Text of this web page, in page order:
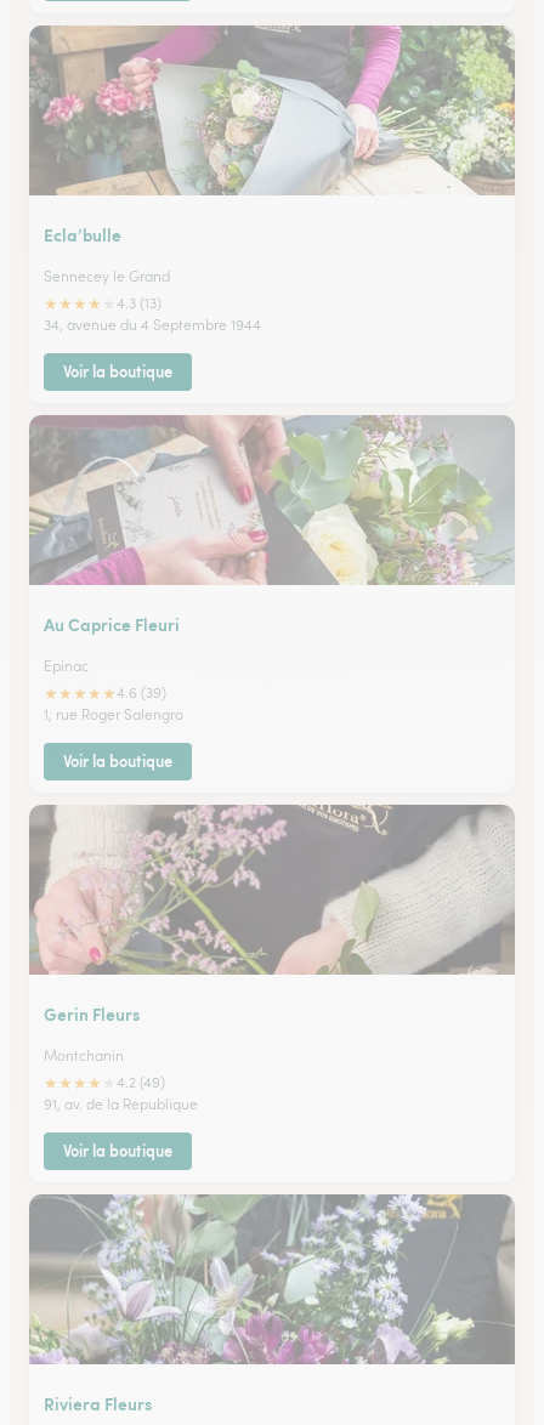
Ecla’bulle
Sennecey le Grand
★★★★
4.3 (13)
34, avenue du 4 Septembre 1944
Voir la boutique
Au Caprice Fleuri
Epinac
★★★★★4.6 (39)
1, rue Roger Salengro
Voir la boutique
Gerin Fleurs
Montchanin
★★★★
4.2 (49)
91, av. de la Republique
Voir la boutique
Riviera Fleurs